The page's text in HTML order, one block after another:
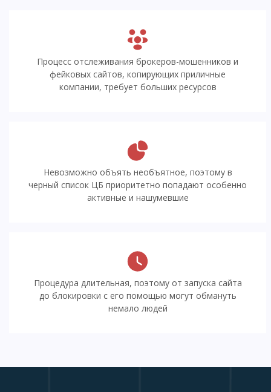
Процесс отслеживания брокеров-мошенников и
фейковых сайтов, копирующих приличные
компании, требует больших ресурсов
Невозможно объять необъятное, поэтому в
черный список ЦБ приоритетно попадают особенно
активные и нашумевшие
Процедура длительная, поэтому от запуска сайта
до блокировки с его помощью могут обмануть
немало людей